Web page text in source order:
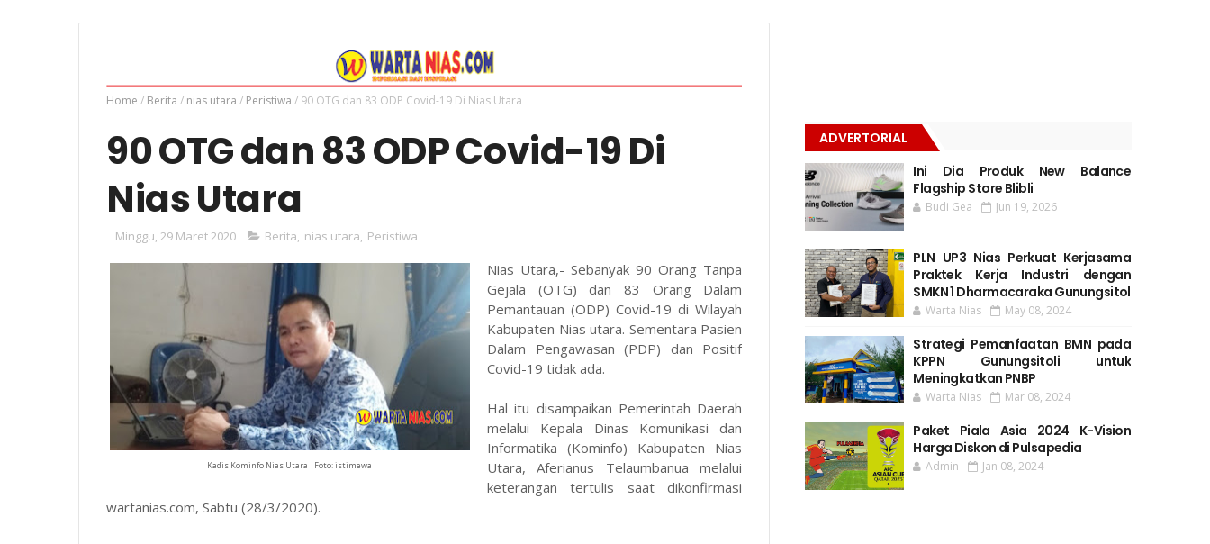
Home / Berita / nias utara / Peristiwa / 90 OTG dan 83 ODP Covid-19 Di Nias Utara
90 OTG dan 83 ODP Covid-19 Di
Nias Utara
Minggu, 29 Maret 2020 Berita nias utara Peristiwa
Kadis Kominfo Nias Utara |Foto: istimewa
Nias Utara,- Sebanyak 90 Orang Tanpa
Gejala (OTG) dan 83 Orang Dalam
Pemantauan (ODP) Covid-19 di Wilayah
Kabupaten Nias utara. Sementara Pasien
Dalam Pengawasan (PDP) dan Positif
Covid-19 tidak ada.
Hal itu disampaikan Pemerintah Daerah
melalui Kepala Dinas Komunikasi dan
Informatika (Kominfo) Kabupaten Nias
Utara, Aferianus Telaumbanua melalui
keterangan tertulis saat dikonfirmasi
wartanias.com, Sabtu (28/3/2020).
ADVERTORIAL
Ini Dia Produk New Balance
Flagship Store Blibli
Budi Gea Jun 19, 2026
PLN UP3 Nias Perkuat Kerjasama
Praktek Kerja Industri dengan
SMKN 1 Dharmacaraka Gunungsitol
Warta Nias May 08, 2024
Strategi Pemanfaatan BMN pada
KPPN Gunungsitoli untuk
Meningkatkan PNBP
Warta Nias Mar 08, 2024
Paket Piala Asia 2024 K-Vision
Harga Diskon di Pulsapedia
Admin Jan 08, 2024